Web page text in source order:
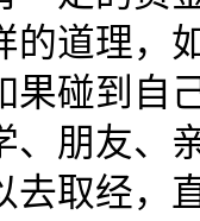
的道理，
果碰到自
、朋友、
去取经，